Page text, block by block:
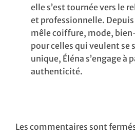
elle s’est tournée vers le
et professionnelle. Depuis
mêle coiffure, mode,
pour celles qui veulent se
unique, Éléna s’engage
authenticité.
Les commentaires sont